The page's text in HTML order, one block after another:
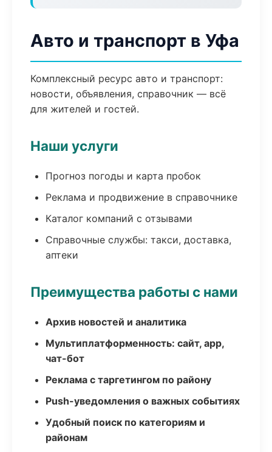
Авто и транспорт в Уфа
Комплексный ресурс авто и транспорт:
новости, объявления, справочник — всё
для жителей и гостей.
Наши услуги
Прогноз погоды и карта пробок
Реклама и продвижение в справочнике
Каталог компаний с отзывами
Справочные службы: такси, доставка,
аптеки
Преимущества работы с нами
Архив новостей и аналитика
Мультиплатформенность: сайт, app,
чат-бот
Реклама с таргетингом по району
Push-уведомления о важных событиях
Удобный поиск по категориям и
районам